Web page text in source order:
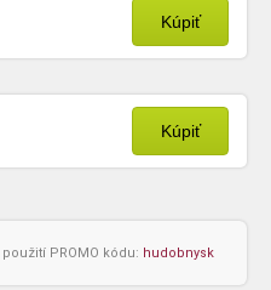
Kúpiť
Kúpiť
PROMO kódu: hudobnysk